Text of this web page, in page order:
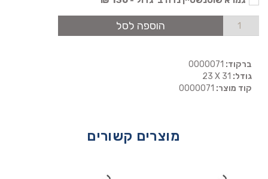
הוספה לסל
ברקוד:
גודל: 23 X 31
קוד מוצר:
מוצרים קשורים